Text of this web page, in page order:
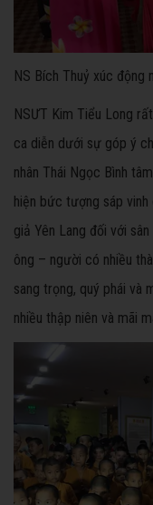
NS Bích Thuỷ xúc động
NSƯT Kim Tiểu Long
ca diễn dưới sự góp ý
nhân Thái Ngọc Bình
hiện bức tượng sáp
giả Yên Lang đối với
ông – người có nhiều
sang trọng, quý phái và
nhiều thập niên và mãi